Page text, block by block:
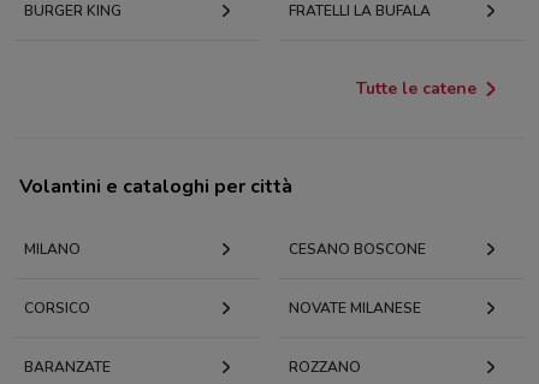
BURGER KING FRATELLI LA BUFALA
Tutte le catene
Volantini e cataloghi per città
MILANO CESANO BOSCONE
CORSICO NOVATE MILANESE
BARANZATE ROZZANO